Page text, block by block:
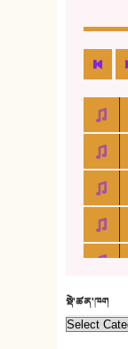
སྡེ་ཚན་ཁག